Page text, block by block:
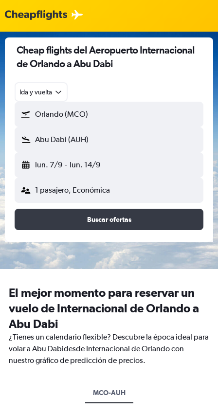
Cheap flights del Aeropuerto Internacional
de Orlando a Abu Dabi
Ida y vuelta
Orlando (MCO)
Abu Dabi (AUH)
lun. 7/9 - lun. 14/9
1 pasajero, Económica
Buscar ofertas
El mejor momento para reservar un
vuelo de Internacional de Orlando a
Abu Dabi
¿Tienes un calendario flexible? Descubre la época ideal para
volar a Abu Dabidesde Internacional de Orlando con
nuestro gráfico de predicción de precios.
MCO-AUH